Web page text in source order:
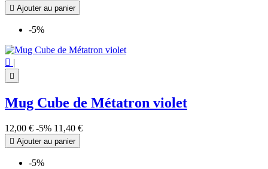
 Ajouter au panier
-5%
 |

Mug Cube de Métatron violet
12,00 € -5% 11,40 €
 Ajouter au panier
-5%